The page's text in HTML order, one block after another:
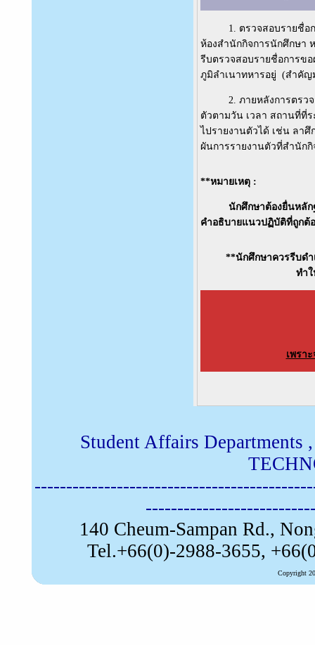
1. ตรวจสอบรายชื่อกา
ห้องสำนักกิจการนักศึกษา
รีบตรวจสอบรายชื่อการข
ภูมิลำเนาทหารอยู่ (สำคัญ
2. ภายหลังการตรวจสอ
ตัวตามวัน เวลา สถานที่ที่
ไปรายงานตัวได้ เช่น ลา
ผันการรายงานตัวที่สำนัก
**หมายเหตุ :
นักศึกษาต้องยื่นหลักฐาน
คำอธิบายแนวปฏิบัติที่ถูกต้
**นักศึกษาควรรีบด
ทำ
เพรา
Student Affairs
140 Cheum-Sampan Rd.,
Tel.+66(0)-2988-3655,
Copyright